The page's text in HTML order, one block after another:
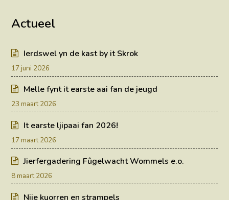
Actueel
Ierdswel yn de kast by it Skrok
17 juni 2026
Melle fynt it earste aai fan de jeugd
23 maart 2026
It earste ljipaai fan 2026!
17 maart 2026
Jierfergadering Fûgelwacht Wommels e.o.
8 maart 2026
Nije kuorren en strampels